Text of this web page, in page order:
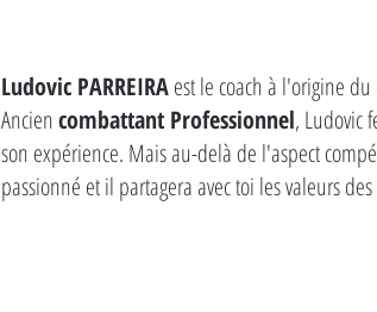
Ludovic PARREIRAest le coach à l'origine du
Anciencombattant Professionnel, Ludovic
son expérience. Mais au-delà de l'aspect
passionné et il partagera avec toi les valeurs des